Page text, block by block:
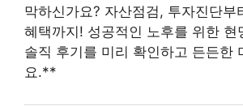
막하신가요? 자산점검, 투자진단부
혜택까지! 성공적인 노후를 위한 현
솔직 후기를 미리 확인하고 든든한
요.**